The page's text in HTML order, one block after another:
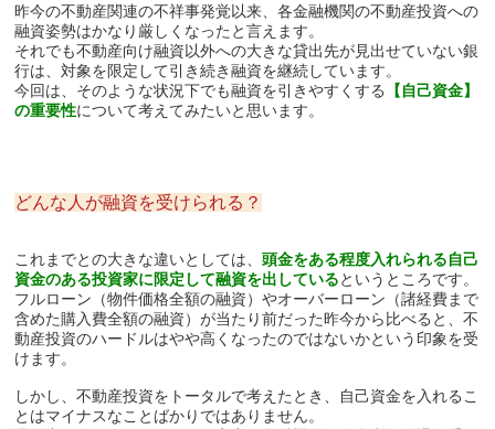
昨今の不動産関連の不祥事発覚以来、各金融機関の不動産投資への
融資姿勢はかなり厳しくなったと言えます。
それでも不動産向け融資以外への大きな貸出先が見出せていない銀
行は、対象を限定して引き続き融資を継続しています。
今回は、そのような状況下でも融資を引きやすくする
【自己資金】
の重要性について考えてみたいと思います。
どんな人が融資を受けられる？
これまでとの大きな違いとしては、頭金をある程度入れられる自己
資金のある投資家に限定して融資を出しているというところです。
フルローン（物件価格全額の融資）やオーバーローン（諸経費まで
含めた購入費全額の融資）が当たり前だった昨今から比べると、不
動産投資のハードルはやや高くなったのではないかという印象を受
けます。
しかし、不動産投資をトータルで考えたとき、自己資金を入れるこ
とはマイナスなことばかりではありません。